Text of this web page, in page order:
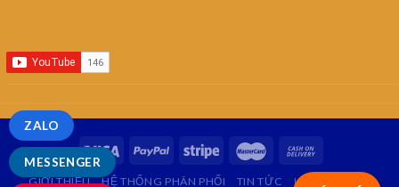
GIỚI THIỆU HỆ THỐNG PHÂN PHỐI TIN TỨC LIÊN HỆ
MESSENGER
ZALO